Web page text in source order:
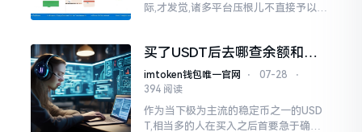
际,才发觉,诸多平台压根儿不直接予以该
实际上
买了USDT后去哪查余额和交
易记录
imtoken钱包唯一官网 ⋅ 07-28
⋅
394 阅读
作为当下极为主流的稳定币之一的USD
T,相当多的人在买入之后首要急于确认